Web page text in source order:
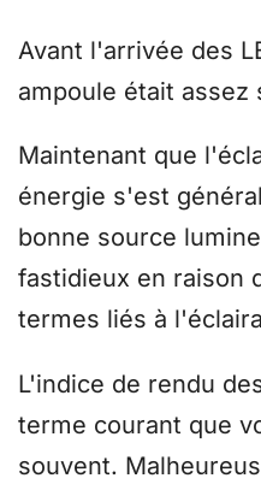
Avant l'arrivée des
ampoule était assez
Maintenant que
énergie s'est
bonne source
fastidieux en raison
termes liés à
L'indice de rendu
terme courant que
souvent.